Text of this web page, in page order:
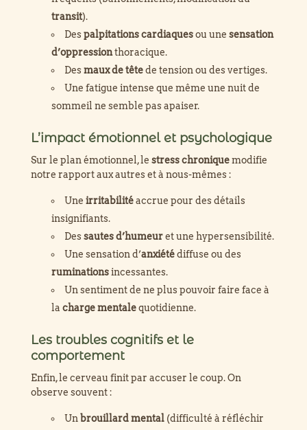
transit).
Despalpitations cardiaquesou une sensation
d’oppressionthoracique.
Desmaux de têtede tension ou des vertiges.
Une fatigue intense que même une nuit de
sommeil ne semble pas apaiser.
L’impact émotionnel et psychologique
Sur le plan émotionnel, le stress chroniquemodifie
notre rapport aux autres et à nous-mêmes :
Une irritabilitéaccrue pour des détails
insignifiants.
Dessautes d’humeuret une hypersensibilité.
Une sensation d’anxiétédiffuse ou des
ruminationsincessantes.
Un sentiment de ne plus pouvoir faire face à
la charge mentalequotidienne.
Les troubles cognitifs et le
comportement
Enfin, le cerveau finit par accuser le coup. On
observe souvent :
Un brouillard mental(difficulté à réfléchir